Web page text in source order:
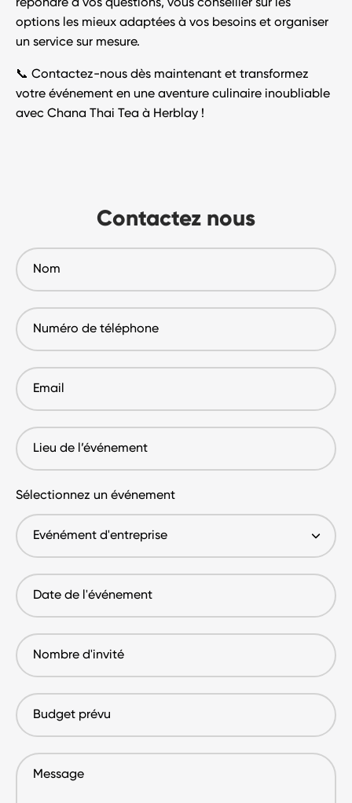
répondre à vos questions, vous conseiller sur les
options les mieux adaptées à vos besoins et organiser
un service sur mesure.
📞 Contactez-nous dès maintenant et transformez
votre événement en une aventure culinaire inoubliable
avec Chana Thai Tea à Herblay !
Contactez nous
Nom
Numéro
de
Email
Lieu
de
Sélectionnez un événement
Date
de
Nombre
d'invité
Budget
prévu
Message